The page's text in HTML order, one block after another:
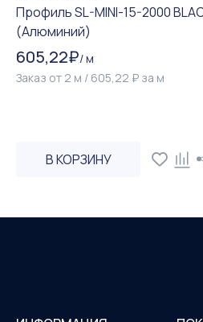
Профиль SL-MINI-15-2000
(Алюминий)
605,22₽/м
Заказ от 2 м / 605,22 ₽ за м
В КОРЗИНУ